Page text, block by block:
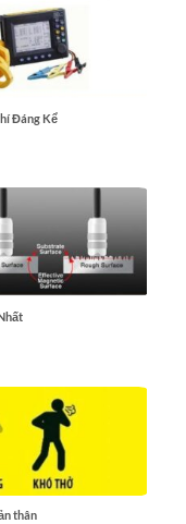
Đáng Kể
thân